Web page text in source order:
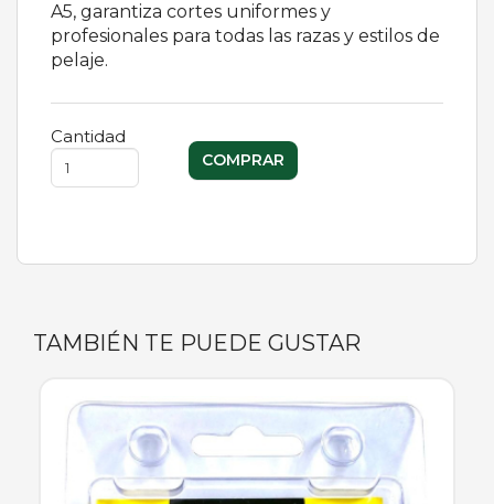
A5, garantiza cortes uniformes y
profesionales para todas las razas y estilos de
pelaje.
Cantidad
TAMBIÉN TE PUEDE GUSTAR